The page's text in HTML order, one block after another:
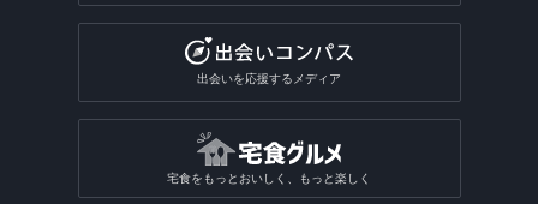
出会いを応援するメディア
宅食をもっとおいしく、もっと楽しく